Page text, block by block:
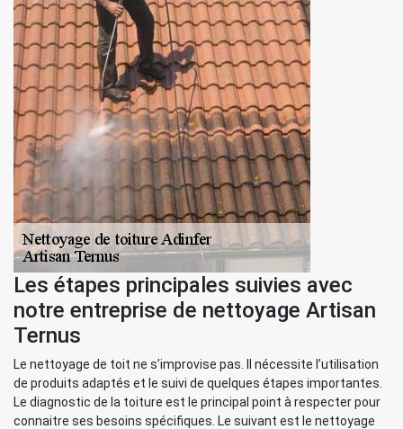
Les étapes principales suivies avec
notre entreprise de nettoyage Artisan
Ternus
Le nettoyage de toit ne s’improvise pas. Il nécessite l’utilisation
de produits adaptés et le suivi de quelques étapes importantes.
Le diagnostic de la toiture est le principal point à respecter pour
connaitre ses besoins spécifiques. Le suivant est le nettoyage